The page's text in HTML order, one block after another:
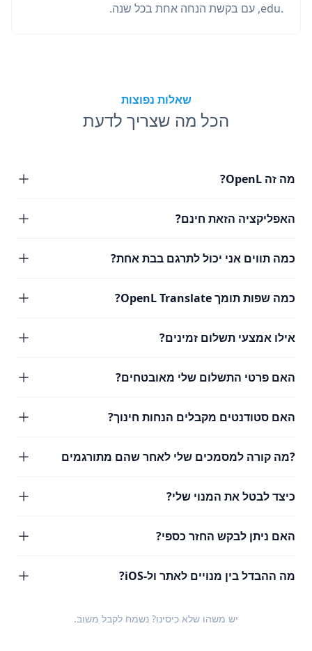
.edu, עם בקשת הנחה אחת בכל שנה.
שאלות נפוצות
הכל מה שצריך לדעת
מה זה OpenL?
האפליקציה הזאת חינם?
כמה תווים אני יכול לתרגם בבת אחת?
כמה שפות תומך OpenL Translate?
אילו אמצעי תשלום זמינים?
האם פרטי התשלום שלי מאובטחים?
האם סטודנטים מקבלים הנחות חינוך?
?מה קורה למסמכים שלי לאחר שהם מתורגמים
כיצד לבטל את המנוי שלי?
האם ניתן לבקש החזר כספי?
מה ההבדל בין מנויים לאתר ול-iOS?
יש משהו שלא כיסינו? נשמח לקבל משוב.